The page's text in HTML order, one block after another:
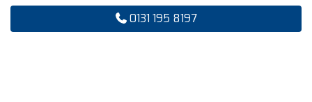
0131 195 8197